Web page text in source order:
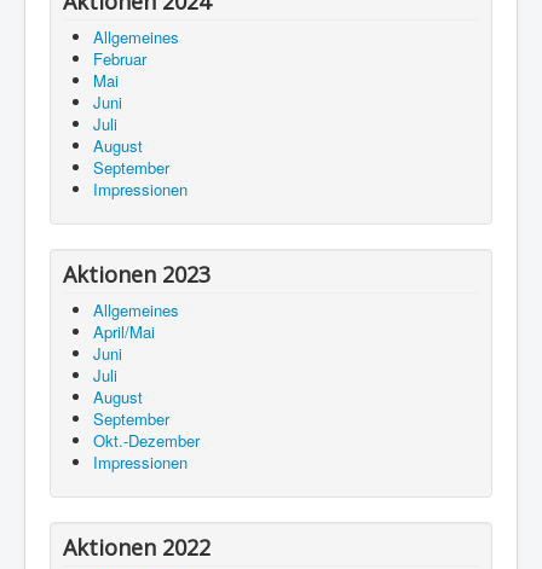
Allgemeines
Februar
Mai
Juni
Juli
August
September
Impressionen
Aktionen 2023
Allgemeines
April/Mai
Juni
Juli
August
September
Okt.-Dezember
Impressionen
Aktionen 2022